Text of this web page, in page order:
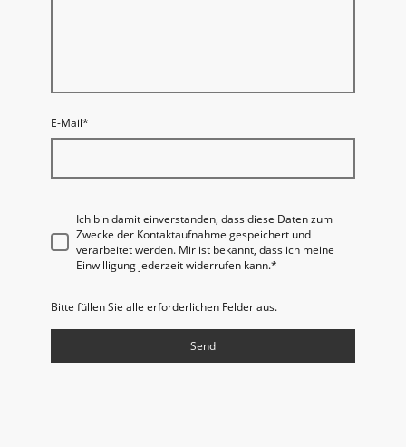
E-Mail*
Ich bin damit einverstanden, dass diese Daten zum
Zwecke der Kontaktaufnahme gespeichert und
verarbeitet werden. Mir ist bekannt, dass ich meine
Einwilligung jederzeit widerrufen kann.*
Bitte füllen Sie alle erforderlichen Felder aus.
Send